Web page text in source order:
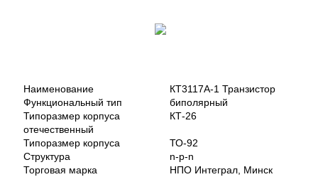
Наименование
КТ3117А-1 Транзистор
Функциональный тип
биполярный
Типоразмер корпуса
отечественный
КТ-26
Типоразмер корпуса
ТО-92
Структура
n-p-n
Торговая марка
НПО Интеграл, Минск